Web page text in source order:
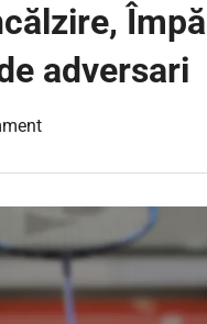
adversari